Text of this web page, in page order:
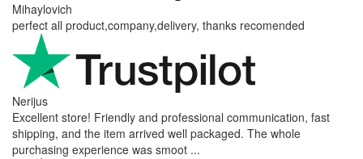
Mihaylovich
perfect all product,company,delivery, thanks recomended
Nerijus
Excellent store! Friendly and professional communication, fast
shipping, and the item arrived well packaged. The whole
purchasing experience was smoot ...